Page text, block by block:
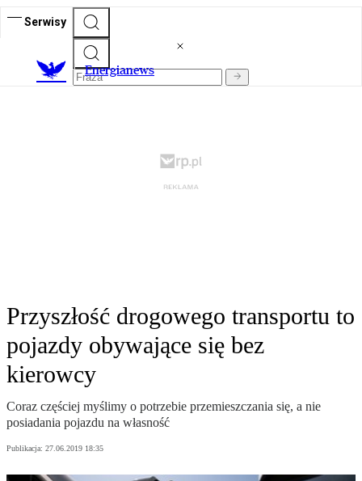
Serwisy
Energianews
Przyszłość drogowego transportu to
pojazdy obywające się bez
kierowcy
Coraz częściej myślimy o potrzebie przemieszczania się, a nie
posiadania pojazdu na własność
Publikacja: 27.06.2019 18:35